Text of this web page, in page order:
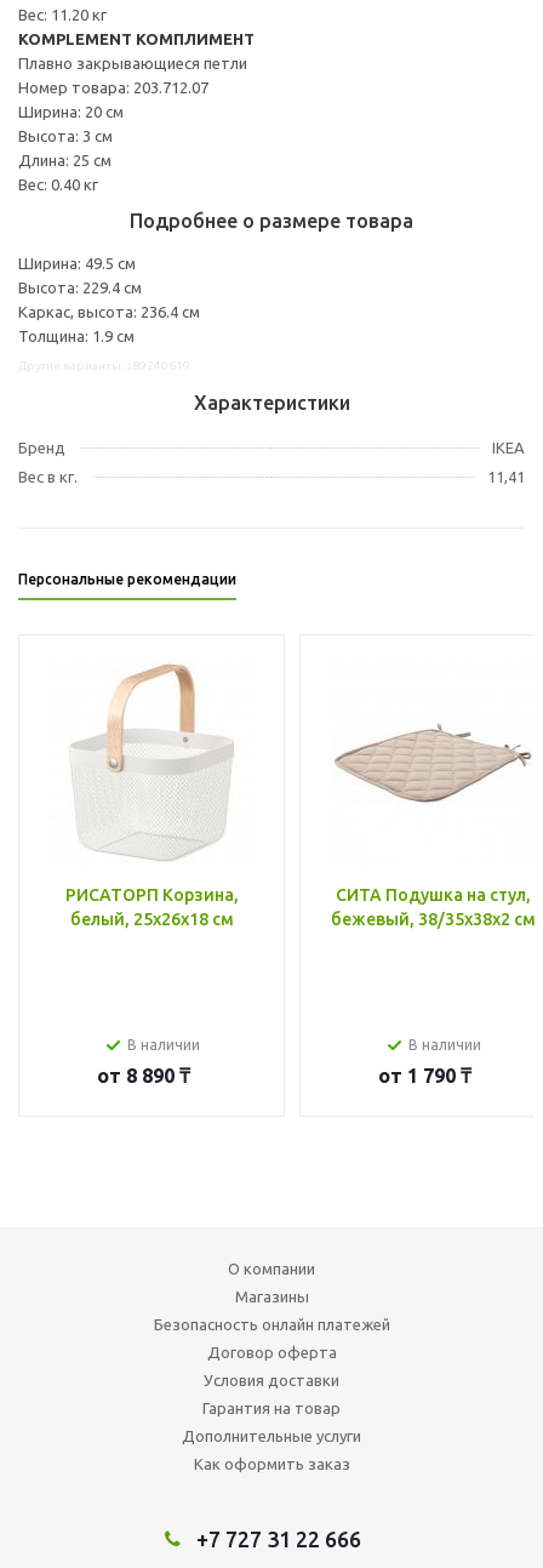
Вес: 11.20 кг
KOMPLEMENT КОМПЛИМЕНТ
Плавно закрывающиеся петли
Номер товара: 203.712.07
Ширина: 20 см
Высота: 3 см
Длина: 25 см
Вес: 0.40 кг
Подробнее о размере товара
Ширина: 49.5 см
Высота: 229.4 см
Каркас, высота: 236.4 см
Толщина: 1.9 см
Характеристики
Бренд
IKEA
Вес в кг.
11,41
Персональные рекомендации
РИСАТОРП Корзина,
белый, 25x26x18 см
В наличии
от 8 890 ₸
СИТА Подушка на стул,
бежевый, 38/35x38x2 см
В наличии
от 1 790 ₸
О компании
Магазины
Безопасность онлайн платежей
Договор оферта
Условия доставки
Гарантия на товар
Дополнительные услуги
Как оформить заказ
+7 727 31 22 666